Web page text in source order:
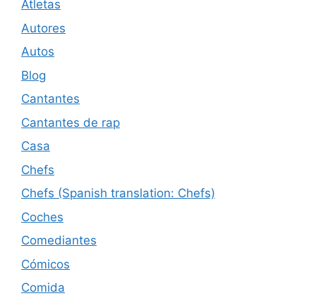
Atletas
Autores
Autos
Blog
Cantantes
Cantantes de rap
Casa
Chefs
Chefs (Spanish translation: Chefs)
Coches
Comediantes
Cómicos
Comida